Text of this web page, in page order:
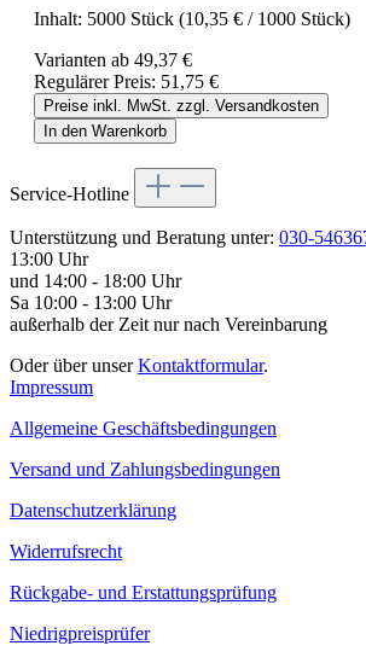
Inhalt: 5000 Stück (10,35 € / 1000 Stück)
Varianten ab 49,37 €
Regulärer Preis: 51,75 €
Preise inkl. MwSt. zzgl. Versandkosten
In den Warenkorb
Service-Hotline
Unterstützung und Beratung unter: 030-
13:00 Uhr
und 14:00 - 18:00 Uhr
Sa 10:00 - 13:00 Uhr
außerhalb der Zeit nur nach Vereinbarung
Oder über unserKontaktformular.
Impressum
Allgemeine Geschäftsbedingungen
Versand und Zahlungsbedingungen
Datenschutzerklärung
Widerrufsrecht
Rückgabe- und Erstattungsprüfung
Niedrigpreisprüfer